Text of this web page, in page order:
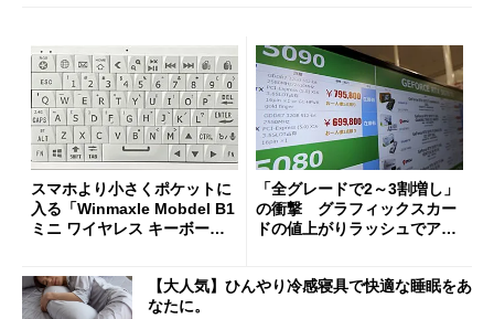
スマホより小さくポケットに
入る「Winmaxle Mobdel B1
ミニ ワイヤレス キーボー
「全グレードで2～3割増し」
の衝撃 グラフィックスカー
ドの値上がりラッシュでアキ
【大人気】ひんやり冷感寝具で快適な睡眠をあ
なたに。